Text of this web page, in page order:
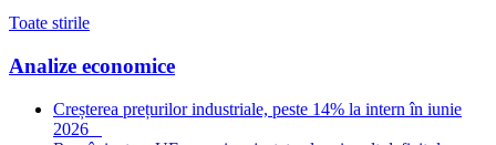
Toate stirile
Analize economice
Creșterea prețurilor industriale, peste 14% la intern în iunie
2026